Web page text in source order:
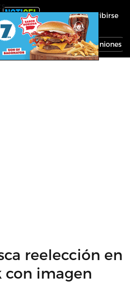
Inscribirse
Economía Opiniones
reelección en
con imagen